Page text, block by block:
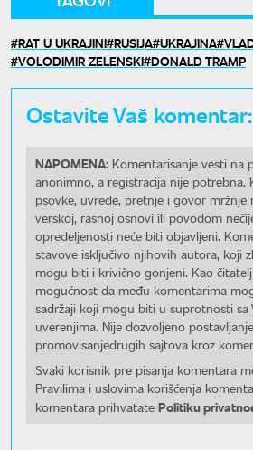
RAT U UKRAJINI RUSIJA UKRAJINA
VOLODIMIR ZELENSKI DONALD TRAMP
Ostavite Vaš komentar:
NAPOMENA: Komentarisanje vesti na
anonimno, a registracija nije potrebna.
psovke, uvrede, pretnje i govor mržnje
verskoj, rasnoj osnovi ili povodom
opredeljenosti neće biti objavljeni.
stavove isključivo njihovih autora, koji
mogu biti i krivično gonjeni. Kao
mogućnost da među komentarima
sadržaji koji mogu biti u suprotnosti sa
uverenjima. Nije dozvoljeno
promovisanjedrugih sajtova kroz
Svaki korisnik pre pisanja komentara
Pravilima i uslovima korišćenja
komentara prihvatate Politiku